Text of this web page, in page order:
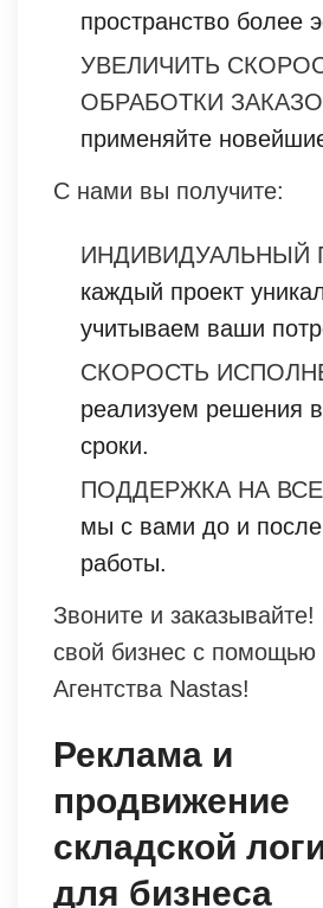
пространство более
УВЕЛИЧИТЬ
ОБРАБОТКИ
применяйте
С нами вы получите:
ИНДИВИДУАЛЬНЫЙ
каждый проект
учитываем ваши
СКОРОСТЬ
реализуем решения
сроки.
ПОДДЕРЖКА НА
мы с вами до и
работы.
Звоните и
свой бизнес с помощью
Агентства Nastas!
Реклама и
продвижение
складской
для бизнеса